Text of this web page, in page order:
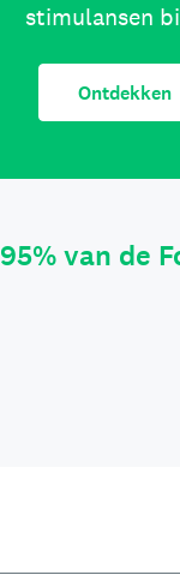
stimulansen
Ontdekken
95% van de